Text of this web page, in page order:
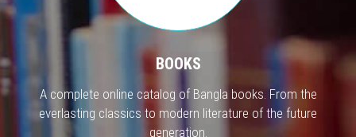
BOOKS
A complete online catalog of Bangla books. From the
everlasting classics to modern literature of the future
generation.